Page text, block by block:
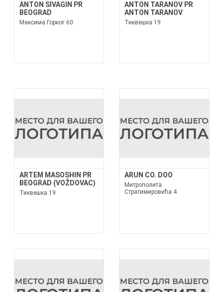
ANTON SIVAGIN PR
BEOGRAD
Максима Горког 60
ANTON TARANOV PR
ANTON TARANOV
Тиквешка 19
ARTEM MASOSHIN PR
BEOGRAD (VOŽDOVAC)
Тиквешка 19
ARUN CO. DOO
Митрополита
Стратимировића 4